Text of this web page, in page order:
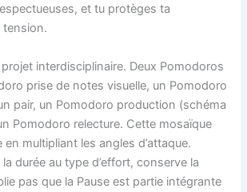
et tu protèges ta
tension.
interdisciplinaire. Deux Pomodoros
prise de notes visuelle, un Pomodoro
pair, un Pomodoro production (schéma
Pomodoro relecture. Cette mosaïque
en multipliant les angles d’attaque.
la durée au type d’effort, conserve la
pas que la Pause est partie intégrante